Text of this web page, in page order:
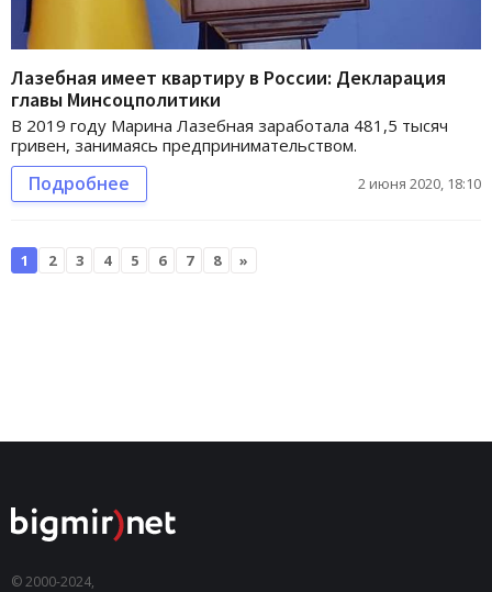
Лазебная имеет квартиру в России: Декларация
главы Минсоцполитики
В 2019 году Марина Лазебная заработала 481,5 тысяч
гривен, занимаясь предпринимательством.
Подробнее 2 июня 2020, 18:10
1 2 3 4 5 6 7 8 »
© 2000-2024,